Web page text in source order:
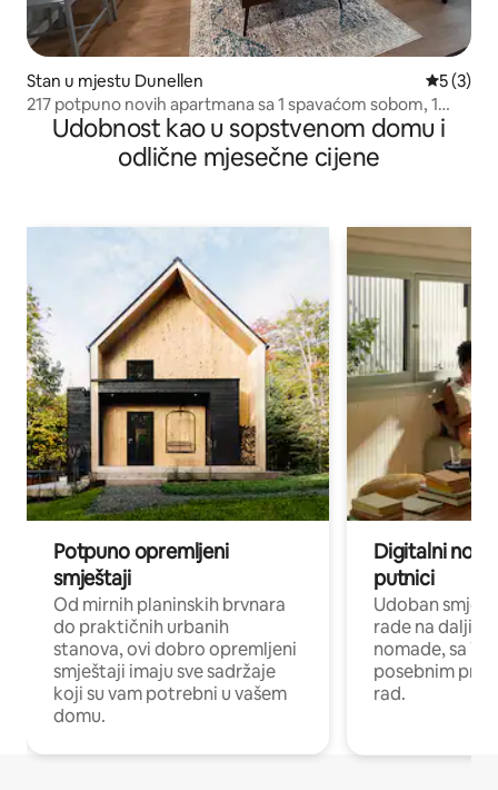
Stan u mjestu Dunellen
5 (3)
217 potpuno novih apartmana sa 1 spavaćom sobom, 1
kupatilom, 1 kuhinjom
Udobnost kao u sopstvenom domu i
odlične mjesečne cijene
Potpuno opremljeni
smještaji
Od mirnih planinskih brvnara
do praktičnih urbanih
stanova, ovi dobro opremljeni
smještaji imaju sve sadržaje
koji su vam potrebni u vašem
domu.
Digitalni
putnici
Udoban
rade na
nomade, sa
posebnim
rad.